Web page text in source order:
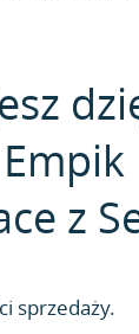
z
sprzedaży.